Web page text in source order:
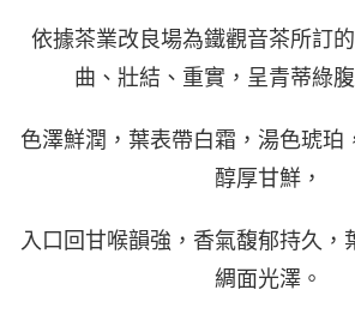
依據茶業改良場為鐵觀音茶所訂
曲、壯結、重實，呈青蒂綠
色澤鮮潤，葉表帶白霜，湯色琥珀
醇厚甘鮮，
入口回甘喉韻強，香氣馥郁持久，
綢面光澤。